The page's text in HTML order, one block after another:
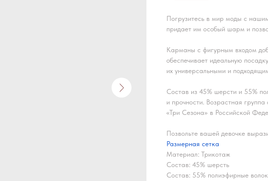
Погрузитесь в мир моды с
придает им особый шарм и
Карманы с фигурным входом
обеспечивает идеальную
их универсальными и
Состав из 45% шерсти и 55%
и прочности. Возрастная
«Три Сезона» в Российской
Позвольте вашей девочке
Размерная сетка
Материал: Трикотаж
Состав: 45% шерсть
Состав: 55% полиэфирные